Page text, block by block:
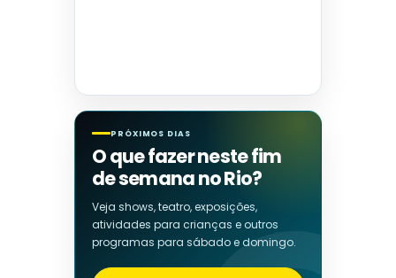
PRÓXIMOS DIAS
O que fazer neste fim
de semana no Rio?
Veja shows, teatro, exposições,
atividades para crianças e outros
programas para sábado e domingo.